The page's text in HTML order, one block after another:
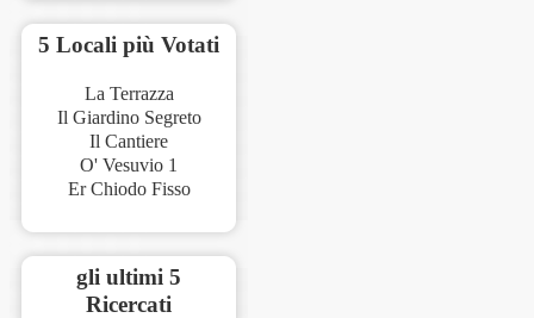
5 Locali più Votati
La Terrazza
Il Giardino Segreto
Il Cantiere
O' Vesuvio 1
Er Chiodo Fisso
gli ultimi 5
Ricercati